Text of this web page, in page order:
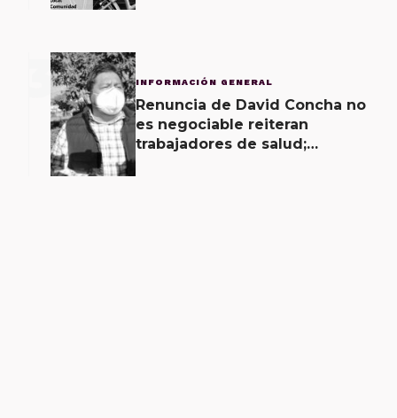
3 INFORMACIÓN GENERAL
Renuncia de David Concha no
es negociable reiteran
trabajadores de salud;